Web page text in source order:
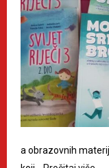
a obrazovnih